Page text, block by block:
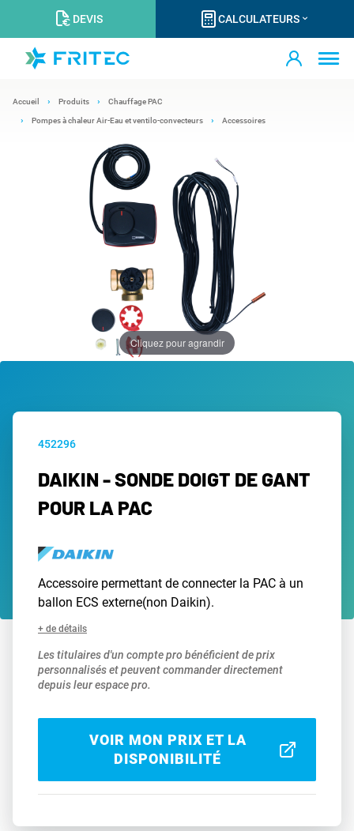
DEVIS CALCULATEURS
Accueil Produits Chauffage PAC
Pompes à chaleur Air-Eau et ventilo-convecteurs Accessoires
Cliquez pour agrandir
452296
DAIKIN - SONDE DOIGT DE GANT
POUR LA PAC
Accessoire permettant de connecter la PAC à un
ballon ECS externe(non Daikin).
+ de détails
Les titulaires d'un compte pro bénéficient de prix
personnalisés et peuvent commander directement
depuis leur espace pro.
VOIR MON PRIX ET LA
DISPONIBILITÉ